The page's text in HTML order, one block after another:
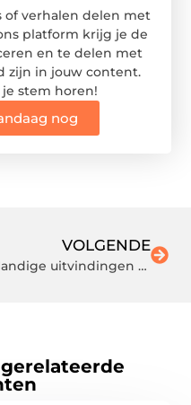
of verhalen delen met
platform krijg je de
en te delen met
zijn in jouw content.
stem horen!
nog
VOLGENDE
Handige uitvindingen voor de supermarkt
gerelateerde